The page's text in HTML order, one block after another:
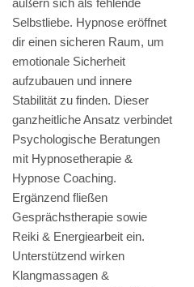
Selbstliebe. Hypnose eröffnet
dir einen sicheren Raum, um
emotionale Sicherheit
aufzubauen und innere
Stabilität zu finden. Dieser
ganzheitliche Ansatz verbindet
Psychologische Beratungen
mit Hypnosetherapie &
Hypnose Coaching.
Ergänzend fließen
Gesprächstherapie sowie
Reiki & Energiearbeit ein.
Unterstützend wirken
Klangmassagen &